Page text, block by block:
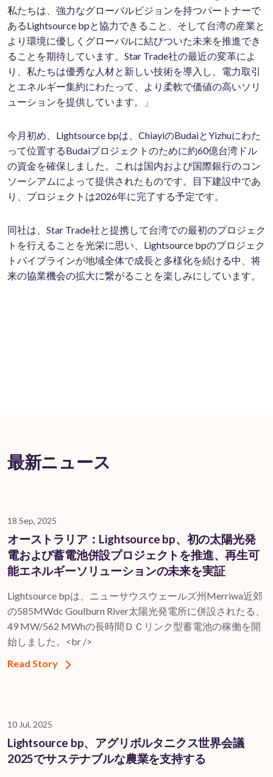
私たちは、強力なグローバルビジョンを持つパートナーで
あるLightsource bpと協力できること、そして台湾の産業と
より環境に優しくグローバルに結びついた未来を推進でき
ることを期待しています。Star Trade社の最近の変革によ
り、私たちは優秀な人材と新しい技術を導入し、電力取引
とエネルギー集約にわたって、より柔軟で価値の高いソリ
ューションを提供しています。」
今月初め、Lightsource bpは、ChiayiのBudaiとYizhuにわた
って位置するBudaiプロジェクトのために約60億台湾ドル
の資金を確保しました。これは国内および国際銀行のコン
ソーシアムによって提供されたものです。目下建設中であ
り、プロジェクトは2026年に完了する予定です。
同社は、Star Trade社と提携して台湾での最初のプロジェク
トを行えることを光栄に思い、Lightsource bpのプロジェク
トパイプラインが地域全体で成長と多様化を続ける中、将
来の協業機会の拡大に繋がることを楽しみにしています。
最新ニュース
18 Sep, 2025
オーストラリア：Lightsource bp、初の太陽光発
電および蓄電池併設プロジェクトを推進、再生可
能エネルギーソリューションの未来を実証
Lightsource bpは、ニューサウスウェールズ州Merriwa近郊
の585MWdc Goulburn River太陽光発電所に併設されたる、
49 MW/562 MWhの長時間ＤＣリンク型蓄電池の稼働を開
始しました。<br />
Read Story
10 Jul, 2025
Lightsource bp、アグリボルタニクス世界会議
2025でサステナブルな農業を支持する